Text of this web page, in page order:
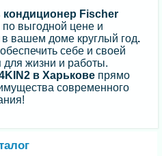
кондиционер Fischer
по выгодной цене и
вашем доме круглый год.
себе и своей
жизни и работы.
в Харькове прямо
современного